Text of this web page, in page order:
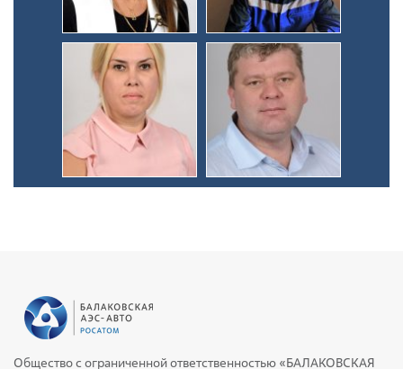
Общество с ограниченной ответственностью «БАЛАКОВСКАЯ